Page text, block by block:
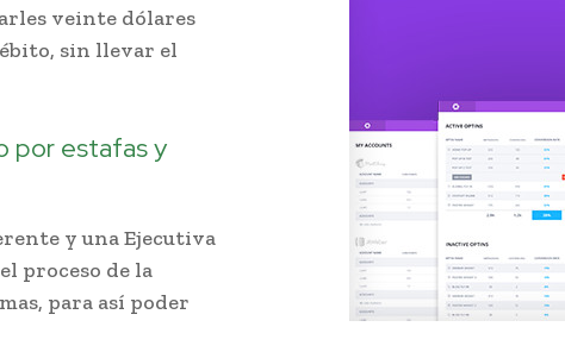
veinte dólares
sin llevar el
por estafas y
y una Ejecutiva
proceso de la
para así poder